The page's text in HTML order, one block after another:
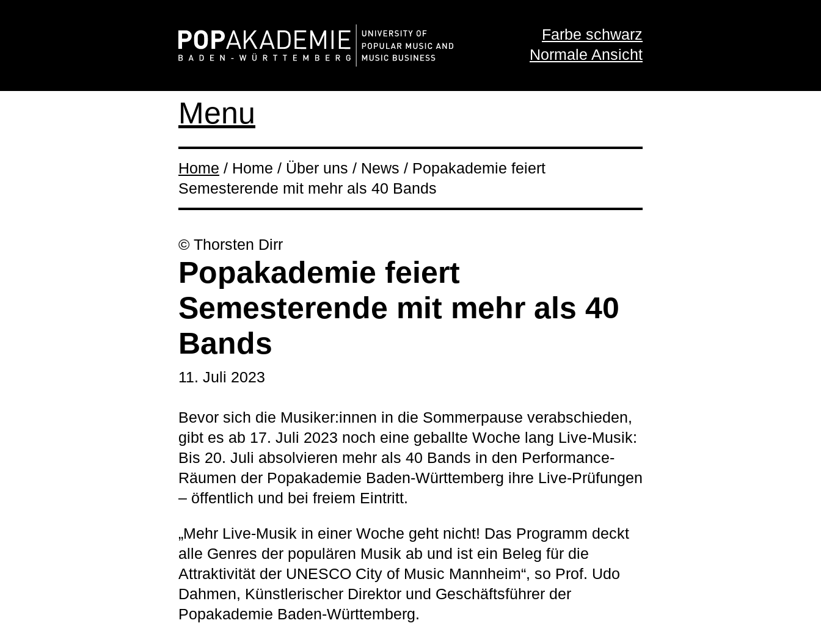
Farbe schwarz
Normale Ansicht
Menu
Home / Home / Über uns / News / Popakademie feiert
Semesterende mit mehr als 40 Bands
© Thorsten Dirr
Popakademie feiert
Semesterende mit mehr als 40
Bands
11. Juli 2023
Bevor sich die Musiker:innen in die Sommerpause verabschieden,
gibt es ab 17. Juli 2023 noch eine geballte Woche lang Live-Musik:
Bis 20. Juli absolvieren mehr als 40 Bands in den Performance-
Räumen der Popakademie Baden-Württemberg ihre Live-Prüfungen
– öffentlich und bei freiem Eintritt.
„Mehr Live-Musik in einer Woche geht nicht! Das Programm deckt
alle Genres der populären Musik ab und ist ein Beleg für die
Attraktivität der UNESCO City of Music Mannheim“, so Prof. Udo
Dahmen, Künstlerischer Direktor und Geschäftsführer der
Popakademie Baden-Württemberg.